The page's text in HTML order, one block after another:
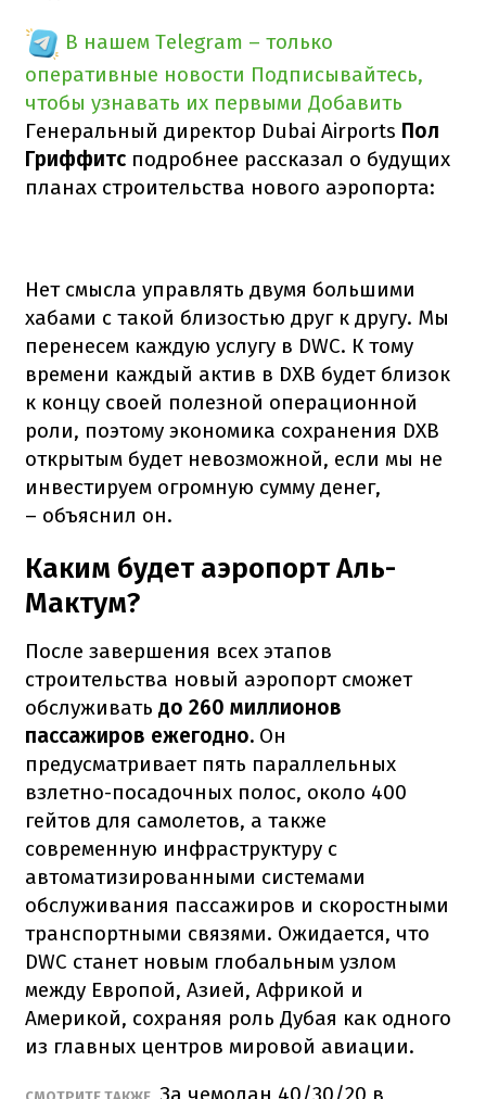
В нашем Telegram – только
оперативные новости Подписывайтесь,
чтобы узнавать их первыми Добавить
Генеральный директор Dubai Airports Пол
Гриффитс подробнее рассказал о будущих
планах строительства нового аэропорта:
Нет смысла управлять двумя большими
хабами с такой близостью друг к другу. Мы
перенесем каждую услугу в DWC. К тому
времени каждый актив в DXB будет близок
к концу своей полезной операционной
роли, поэтому экономика сохранения DXB
открытым будет невозможной, если мы не
инвестируем огромную сумму денег,
– объяснил он.
Каким будет аэропорт Аль-
Мактум?
После завершения всех этапов
строительства новый аэропорт сможет
обслуживать до 260 миллионов
пассажиров ежегодно. Он
предусматривает пять параллельных
взлетно-посадочных полос, около 400
гейтов для самолетов, а также
современную инфраструктуру с
автоматизированными системами
обслуживания пассажиров и скоростными
транспортными связями. Ожидается, что
DWC станет новым глобальным узлом
между Европой, Азией, Африкой и
Америкой, сохраняя роль Дубая как одного
из главных центров мировой авиации.
За чемодан 40/30/20 в